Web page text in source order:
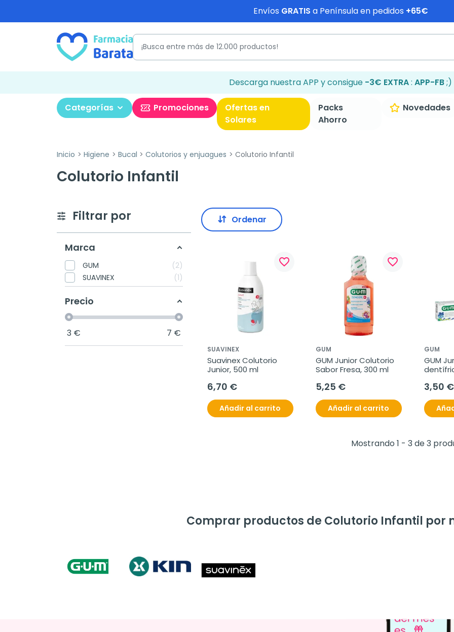
Envíos GRATIS a Península en pedidos +65€
Descarga nuestra APP y consigue -3€ EXTRA: APP-FB;)
Categorías Promociones
Ofertas en
Solares
Packs
Ahorro
Novedades
Inicio Higiene Bucal Colutorios y enjuagues Colutorio Infantil
Colutorio Infantil
Filtrar por
Marca
GUM
2
SUAVINEX
1
Precio
3 € 7 €
Ordenar
favorite_border
SUAVINEX
Suavinex Colutorio
Junior, 500 ml
6,70 €
Añadir al carrito
favorite_border
GUM
GUM Junior Colutorio
Sabor Fresa, 300 ml
5,25 €
Añadir al carrito
GUM
GUM
3,50 €
Mostrando 1 - 3 de 3
Comprar productos de Colutorio Infantil por